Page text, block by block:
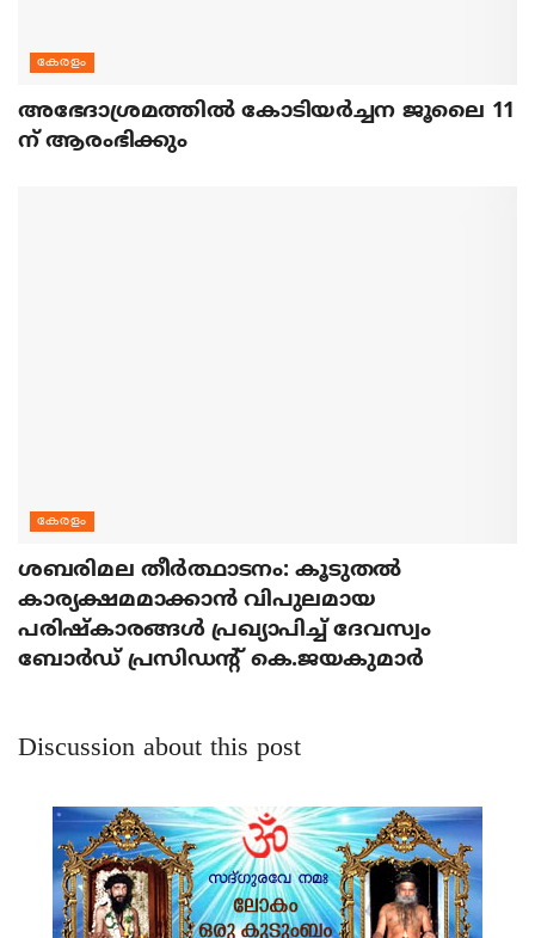
കേരളം
അഭേദാശ്രമത്തില്‍ കോടിയര്‍ച്ചന ജൂലൈ 11
ന് ആരംഭിക്കും
കേരളം
ശബരിമല തീര്‍ത്ഥാടനം: കൂടുതല്‍
കാര്യക്ഷമമാക്കാന്‍ വിപുലമായ
പരിഷ്‌കാരങ്ങള്‍ പ്രഖ്യാപിച്ച് ദേവസ്വം
ബോര്‍ഡ് പ്രസിഡന്റ് കെ.ജയകുമാര്‍
Discussion about this post